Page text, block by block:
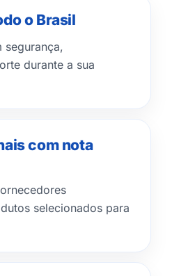
o Brasil
segurança,
durante a sua
com nota
selecionados para